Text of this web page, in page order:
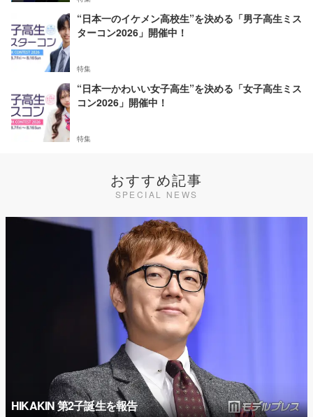
“日本一のイケメン高校生”を決める「男子高生ミス
ターコン2026」開催中！
特集
“日本一かわいい女子高生”を決める「女子高生ミス
コン2026」開催中！
特集
おすすめ記事
SPECIAL NEWS
HIKAKIN 第2子誕生を報告